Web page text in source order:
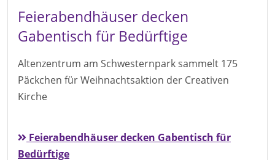
Feierabendhäuser decken
Gabentisch für Bedürftige
Altenzentrum am Schwesternpark sammelt 175
Päckchen für Weihnachtsaktion der Creativen
Kirche
Feierabendhäuser decken Gabentisch für
Bedürftige